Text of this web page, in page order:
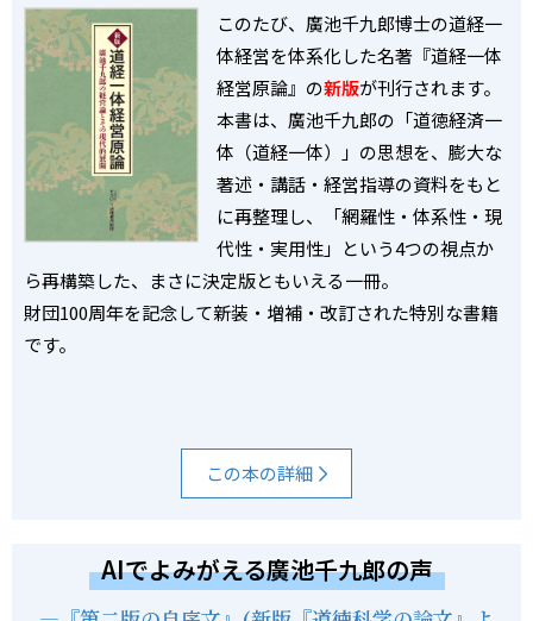
このたび、廣池千九郎博士の道経一
体経営を体系化した名著『道経一体
経営原論』の新版が刊行されます。
本書は、廣池千九郎の「道徳経済一
体（道経一体）」の思想を、膨大な
著述・講話・経営指導の資料をもと
に再整理し、「網羅性・体系性・現
代性・実用性」という4つの視点か
ら再構築した、まさに決定版ともいえる一冊。
財団100周年を記念して新装・増補・改訂された特別な書籍
です。
この本の詳細
AIでよみがえる廣池千九郎の声